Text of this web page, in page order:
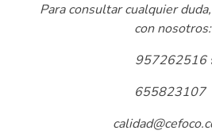
Para consultar cualquier
con
957262516
655823107